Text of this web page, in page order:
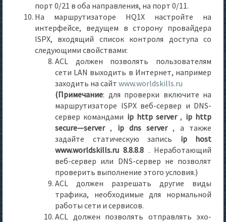
порт 0/21 в оба направления, на порт 0/11.
На маршрутизаторе HQ1X настройте на
интерфейсе, ведущем в сторону провайдера
ISPX, входящий список контроля доступа со
следующими свойствами:
ACL должен позволять пользователям
сети LAN выходить в Интернет, например
заходить на сайт www.worldskills.ru
(Примечание: для проверки включите на
маршрутизаторе ISPX веб-сервер и DNS-
сервер командами ip http server, ip http
secure—server, ip dns server, а также
задайте статическую запись ip
host
www.worldskills.ru 8.8.8.8 . Неработающий
веб-сервер или DNS-сервер не позволят
проверить выполнение этого условия.)
ACL должен разрешать другие виды
трафика, необходимые для нормальной
работы сети и сервисов.
ACL должен позволять отправлять эхо-